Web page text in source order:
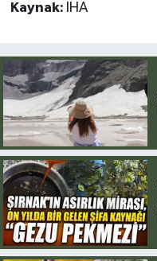
Kaynak: İHA